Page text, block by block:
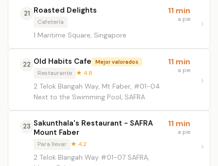
21 Roasted Delights
Cafetería
1 Maritime Square, Singapore
11 min
a pie
22 Old Habits Cafe Mejor valorados
Restaurante ★ 4.8
2 Telok Blangah Way, Mt Faber, #01-04
Next to the Swimming Pool, SAFRA
11 min
a pie
23 Sakunthala's Restaurant - SAFRA
Mount Faber
Para llevar ★ 4.2
2 Telok Blangah Way #01-07 SAFRA,
11 min
a pie